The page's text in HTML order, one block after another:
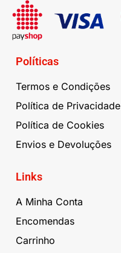
Políticas
Termos e Condições
Política de Privacidade
Política de Cookies
Envios e Devoluções
Links
A Minha Conta
Encomendas
Carrinho